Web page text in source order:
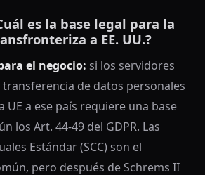
es la base legal para la
a EE. UU.?
el negocio: si los servidores
transferencia de datos personales
UE a ese país requiere una base
los Art. 44-49 del GDPR. Las
Estándar (SCC) son el
pero después de Schrems II